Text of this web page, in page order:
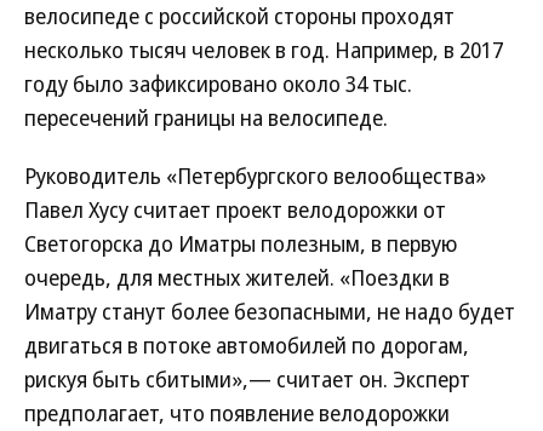
велосипеде с российской стороны проходят
несколько тысяч человек в год. Например, в 2017
году было зафиксировано около 34 тыс.
пересечений границы на велосипеде.
Руководитель «Петербургского велообщества»
Павел Хусу считает проект велодорожки от
Светогорска до Иматры полезным, в первую
очередь, для местных жителей. «Поездки в
Иматру станут более безопасными, не надо будет
двигаться в потоке автомобилей по дорогам,
рискуя быть сбитыми»,— считает он. Эксперт
предполагает, что появление велодорожки